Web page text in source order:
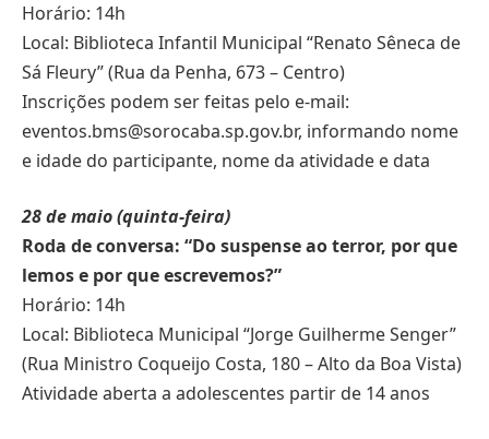
Horário: 14h
Local: Biblioteca Infantil Municipal “Renato Sêneca de
Sá Fleury” (Rua da Penha, 673 – Centro)
Inscrições podem ser feitas pelo e-mail:
eventos.bms@sorocaba.sp.gov.br, informando nome
e idade do participante, nome da atividade e data
28 de maio (quinta-feira)
Roda de conversa: “Do suspense ao terror, por que
lemos e por que escrevemos?”
Horário: 14h
Local: Biblioteca Municipal “Jorge Guilherme Senger”
(Rua Ministro Coqueijo Costa, 180 – Alto da Boa Vista)
Atividade aberta a adolescentes partir de 14 anos